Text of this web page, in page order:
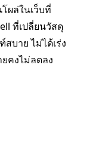
ผล่ในเว็บที่
ที่เปลี่ยนวัสดุ
บาย ไม่ได้เร่ง
คงไม่ลดลง